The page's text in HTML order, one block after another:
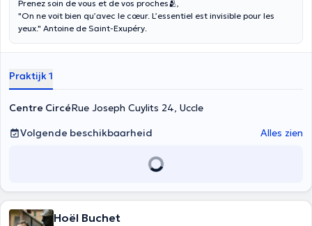
Prenez soin de vous et de vos proches🫂,
"On ne voit bien qu’avec le cœur. L’essentiel est invisible pour les
yeux." Antoine de Saint-Exupéry.
Praktijk 1
Centre CircéRue Joseph Cuylits 24, Uccle
Volgende beschikbaarheid
Alles zien
Hoël Buchet